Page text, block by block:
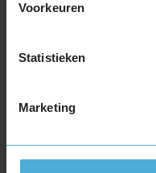
Voorkeuren
Statistieken
Marketing
285/35R19 103Y
285/35R19 103Y
295/30R19 100Y
305/30R19 102Y